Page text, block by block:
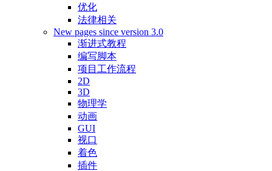
优化
法律相关
New pages since version 3.0
渐进式教程
编写脚本
项目工作流程
2D
3D
物理学
动画
GUI
视口
着色
插件